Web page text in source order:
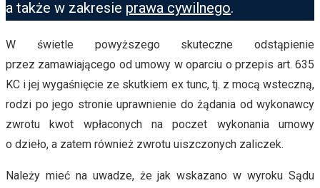
a także w zakresie prawa cywilnego.
W świetle powyższego skuteczne odstąpienie
przez zamawiającego od umowy w oparciu o przepis art. 635
KC i jej wygaśnięcie ze skutkiem ex tunc, tj. z mocą wsteczną,
rodzi po jego stronie uprawnienie do żądania od wykonawcy
zwrotu kwot wpłaconych na poczet wykonania umowy
o dzieło, a zatem również zwrotu uiszczonych zaliczek.
Należy mieć na uwadze, że jak wskazano w wyroku Sądu